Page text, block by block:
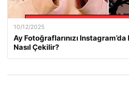
10/12/2025
Ay Fotoğraflarınızı
Nasıl Çekilir?